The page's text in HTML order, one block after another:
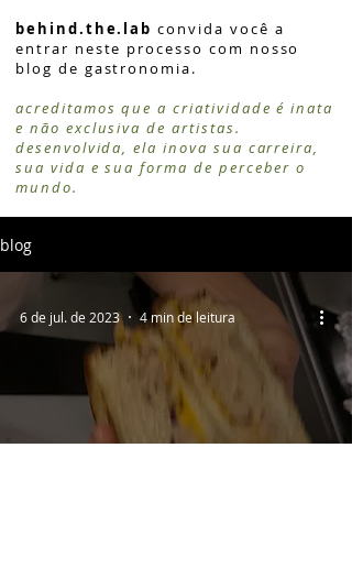
behind.the.lab convida você a
entrar neste processo com nosso
blog de gastronomia.
acreditamos que a criatividade é inata
e não exclusiva de artistas.
desenvolvida, ela inova sua carreira,
sua vida e sua forma de perceber o
mundo.
blog
6 de jul. de 2023 4 min de leitura